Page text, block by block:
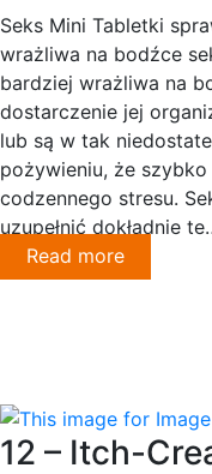
Seks Mini Tabletki
wrażliwa na bodźce
bardziej wrażliwa na
dostarczenie jej
lub są w tak
pożywieniu, że
codzennego stresu.
uzupełnić dokładnie
Read more
12 – Itch-